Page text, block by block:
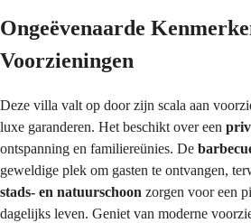
Ongeëvenaarde
Voorzieningen
Deze villa valt op door zijn scala aan
luxe garanderen. Het beschikt over een
ontspanning en familiereünies. De
geweldige plek om gasten te ontvangen,
stads- en natuurschoon zorgen voor een
dagelijks leven. Geniet van moderne